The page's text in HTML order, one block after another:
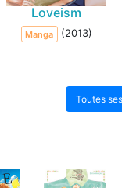
Loveism
Manga (2013)
Toutes